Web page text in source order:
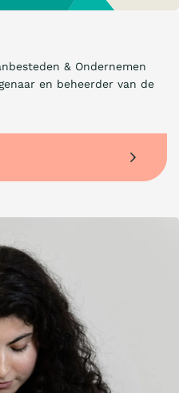
& Ondernemen
en beheerder van de